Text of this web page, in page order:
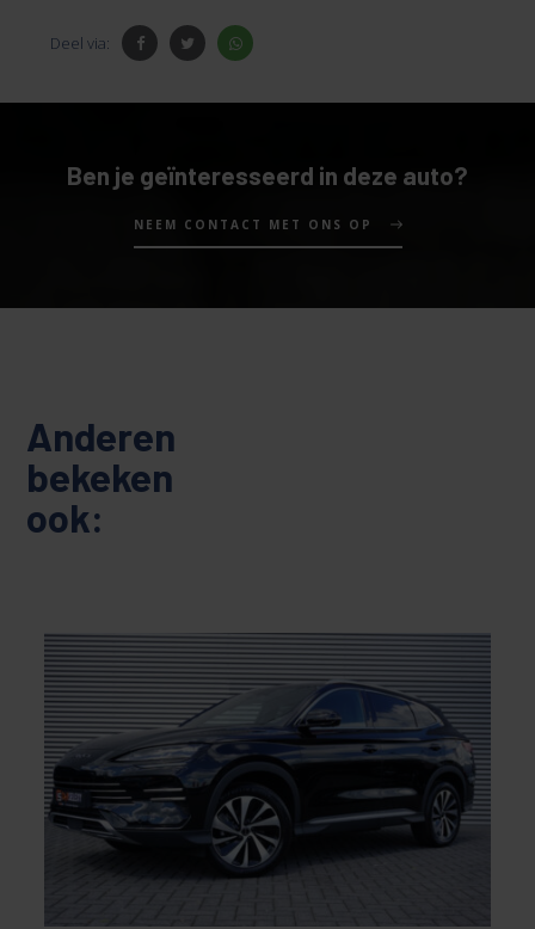
Deel via:
Ben je geïnteresseerd in deze auto?
NEEM CONTACT MET ONS OP
Anderen
bekeken
ook: